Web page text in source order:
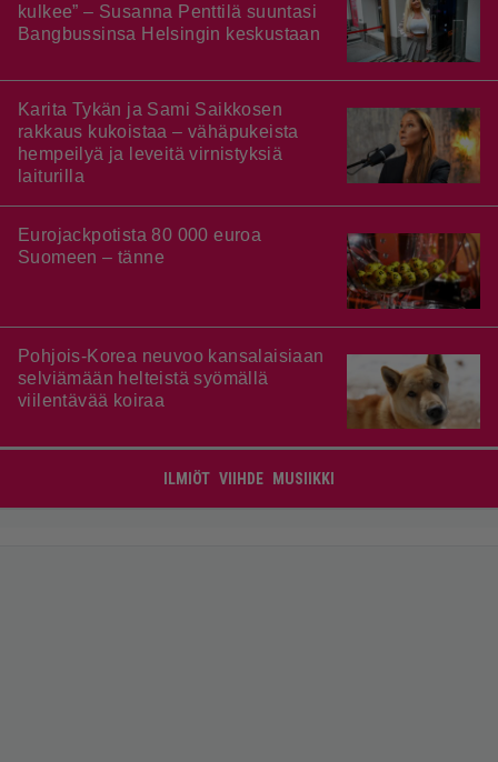
kulkee” – Susanna Penttilä suuntasi
Bangbussinsa Helsingin keskustaan
Karita Tykän ja Sami Saikkosen
rakkaus kukoistaa – vähäpukeista
hempeilyä ja leveitä virnistyksiä
laiturilla
Eurojackpotista 80 000 euroa
Suomeen – tänne
Pohjois-Korea neuvoo kansalaisiaan
selviämään helteistä syömällä
viilentävää koiraa
ILMIÖT VIIHDE MUSIIKKI